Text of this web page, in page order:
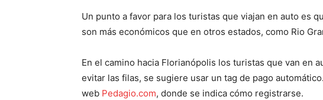
Un punto a favor para los turistas que viajan en auto es
son más económicos que en otros estados, como Rio
En el camino hacia Florianópolis los turistas que van en
evitar las filas, se sugiere usar un tag de pago
web Pedagio.com, donde se indica cómo registrarse.